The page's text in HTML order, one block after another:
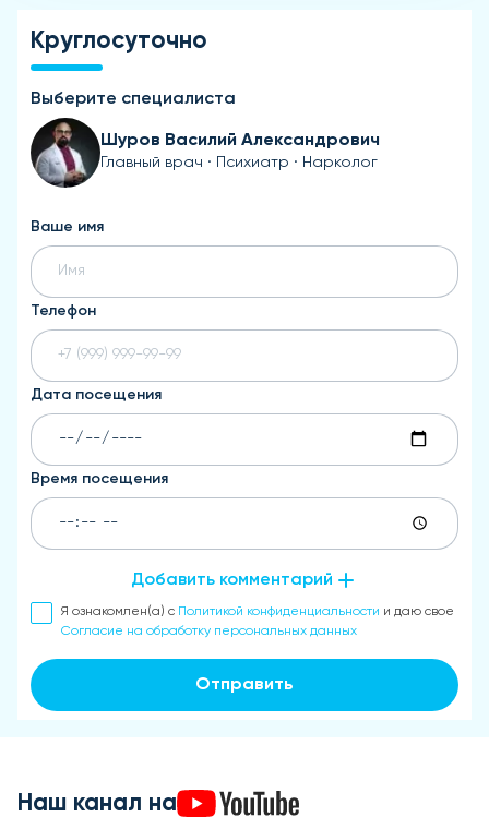
Круглосуточно
Выберите специалиста
Шуров Василий Александрович
Главный врач · Психиатр · Нарколог
Ваше имя
Телефон
Дата посещения
Время посещения
Добавить комментарий
Я ознакомлен(а) с Политикой конфиденциальности и даю свое
Согласие на обработку персональных данных
Отправить
Наш канал на